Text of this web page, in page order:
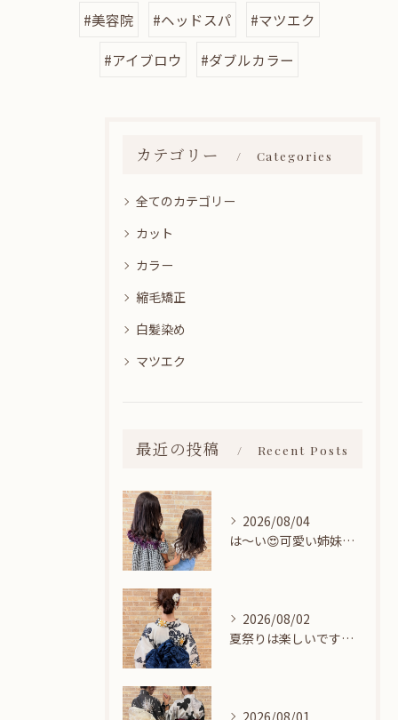
#美容院 #ヘッドスパ #マツエク
#アイブロウ #ダブルカラー
カテゴリー Categories
全てのカテゴリー
カット
カラー
縮毛矯正
白髪染め
マツエク
最近の投稿 Recent Posts
2026/08/04
は〜い😍可愛い姉妹ちゃん👭
2026/08/02
夏祭りは楽しいですね👘
2026/08/01